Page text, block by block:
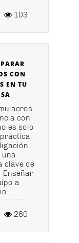
103
CON
EN TU
con
es solo
una
clave de
Enseñar
a
260